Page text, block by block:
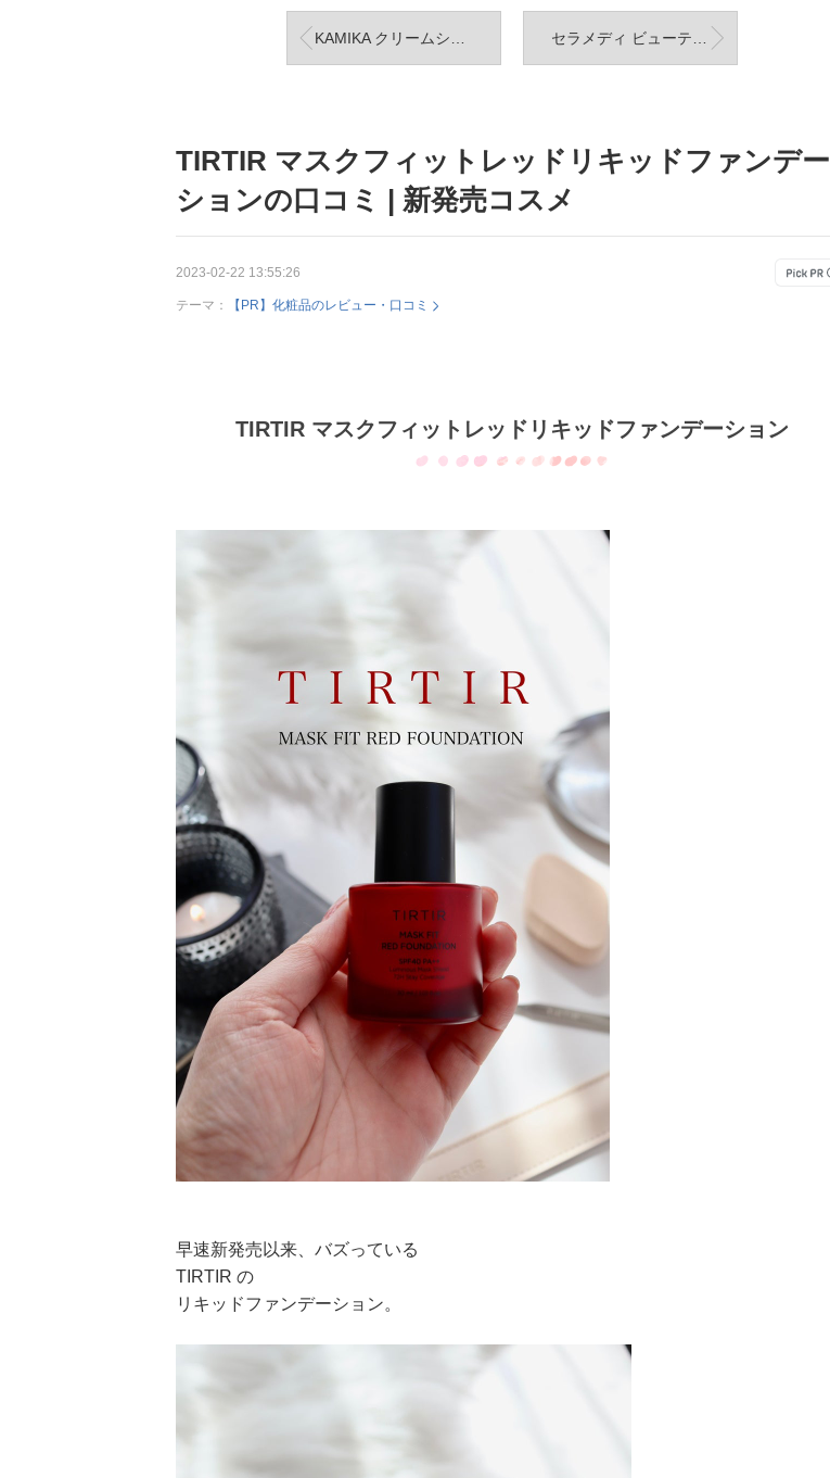
KAMIKA クリームシャンプー | 忙しい時や時間がない時使ってるよ。
TIRTIR マスクフィットレッドリキッドファンデー
ションの口コミ | 新発売コスメ
2023-02-22 13:55:26
テーマ： 【PR】化粧品のレビュー・口コミ
TIRTIR マスクフィットレッドリキッドファンデーション
早速新発売以来、バズっている
TIRTIR の
リキッドファンデーション。